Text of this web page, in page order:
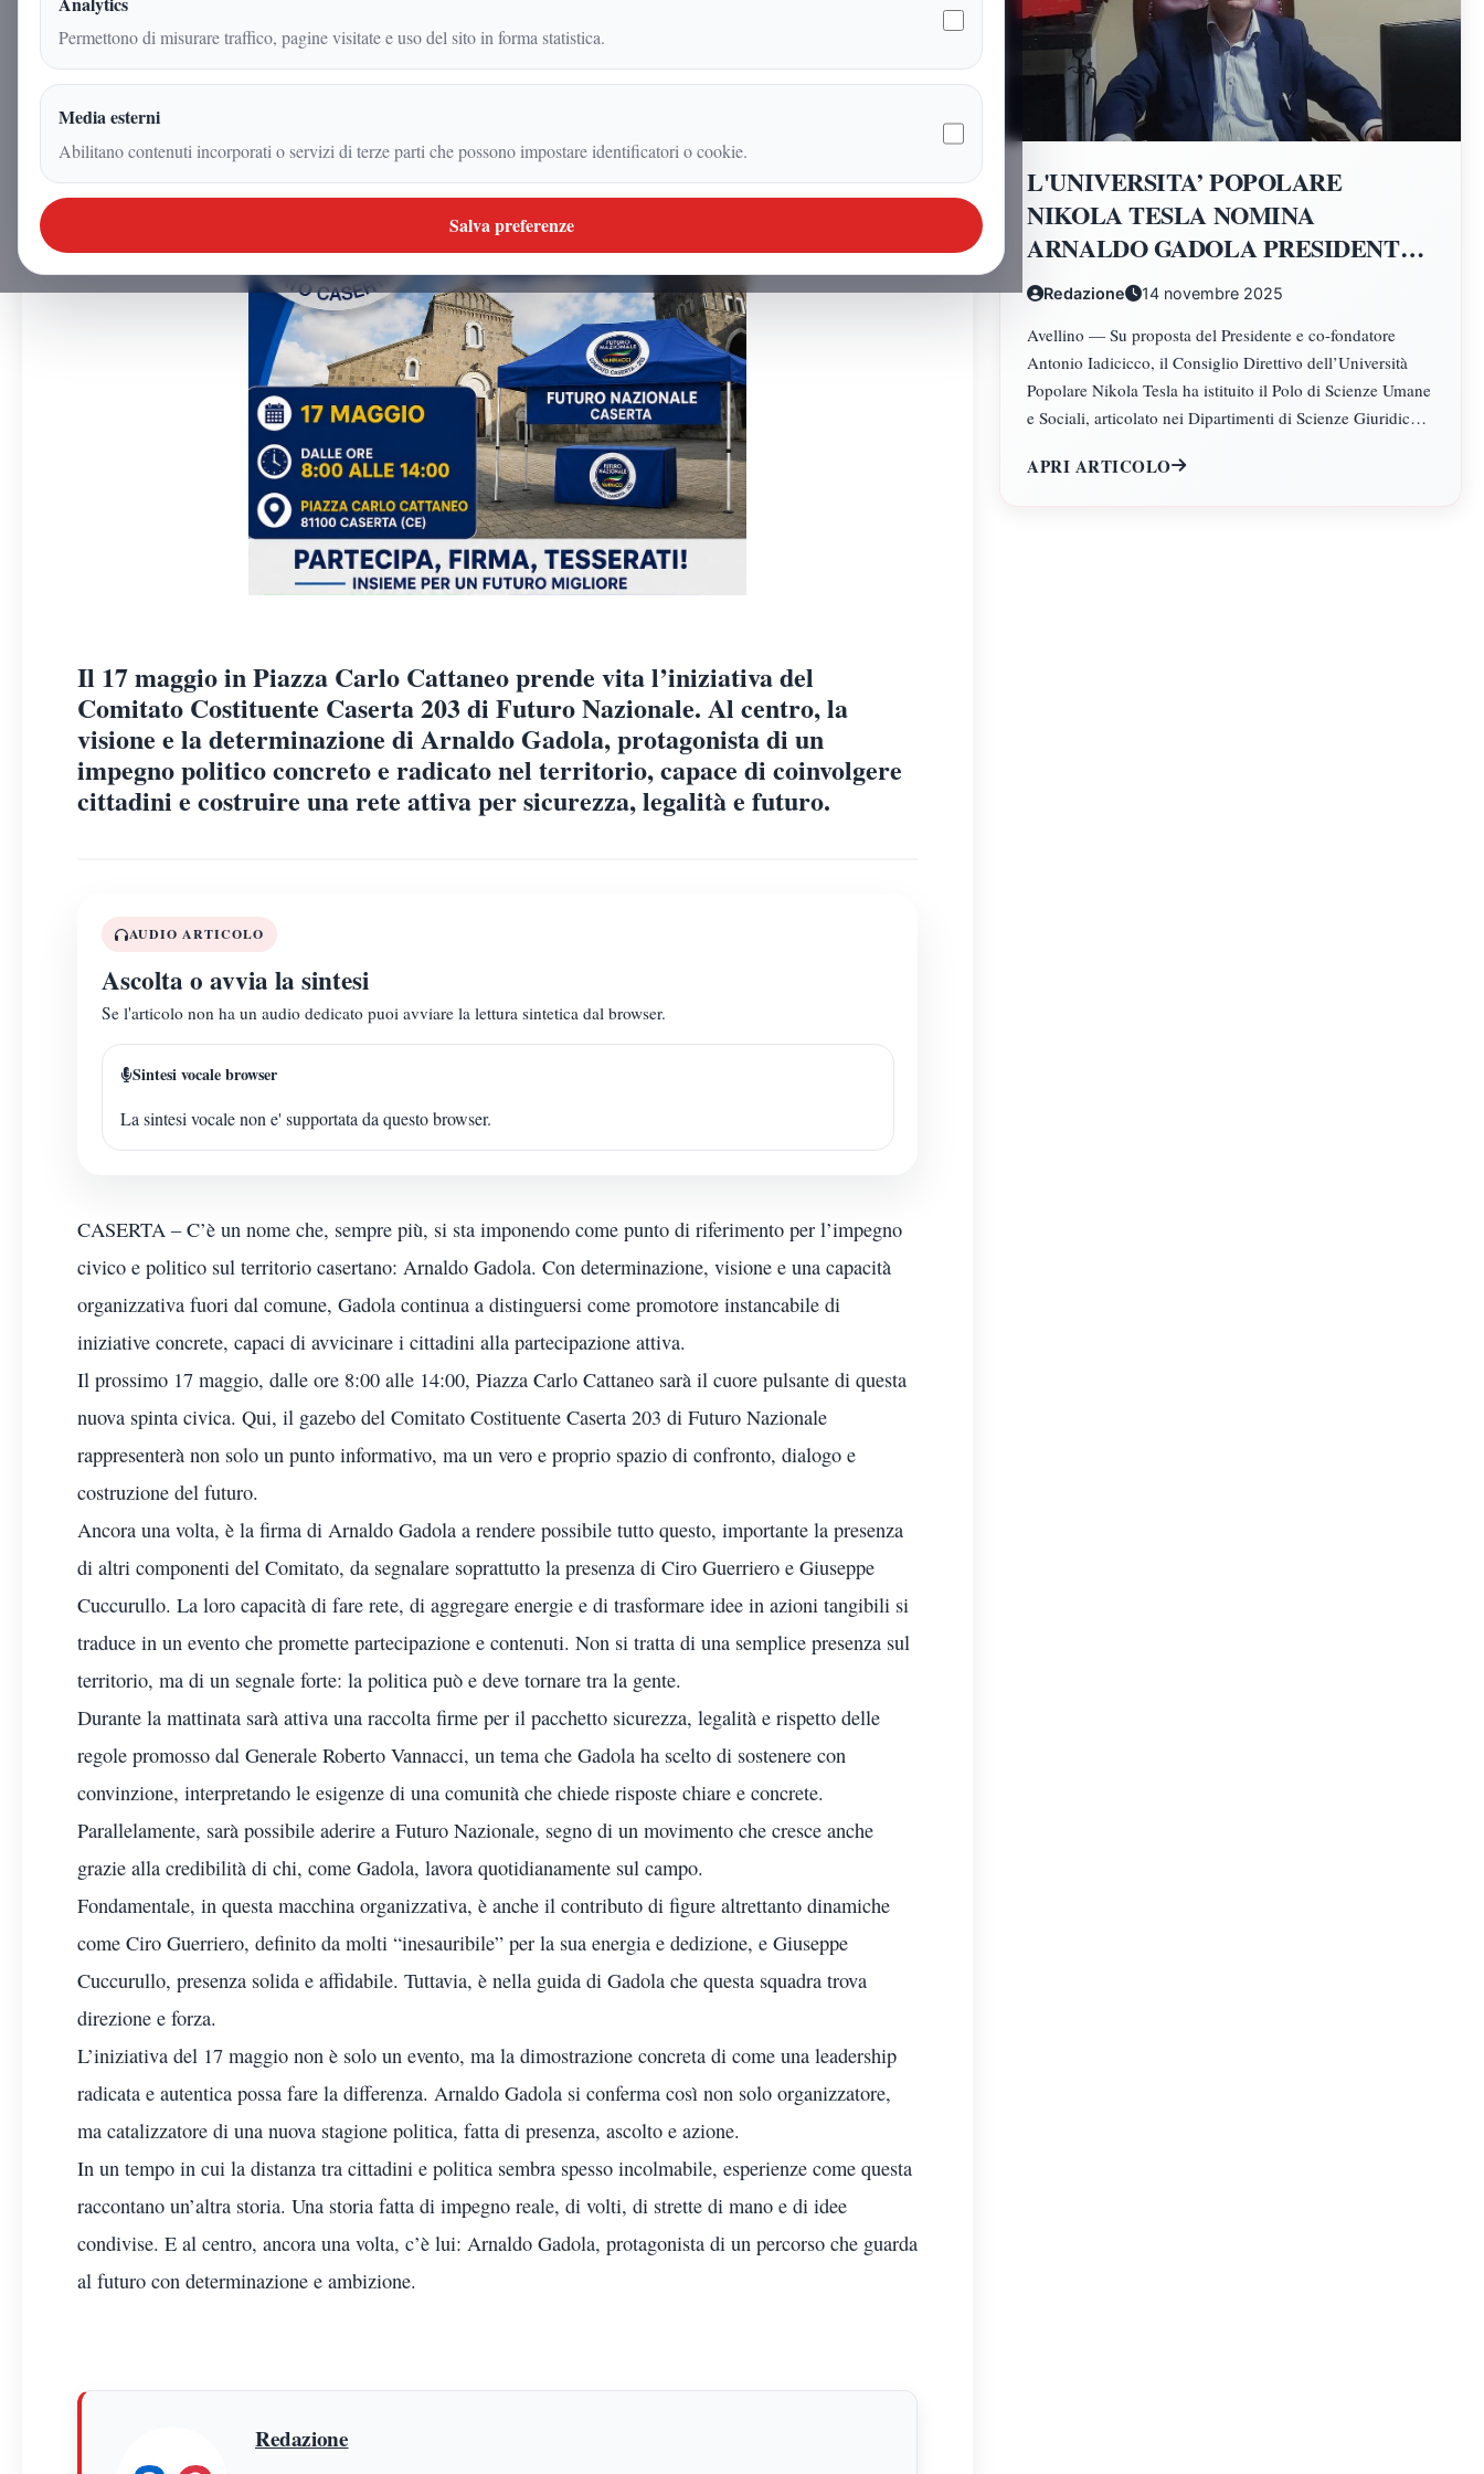
| 2min | Politica
Il 17 maggio in Piazza Carlo Cattaneo prende vita l’iniziativa del
Comitato Costituente Caserta 203 di Futuro Nazionale. Al centro, la
visione e la determinazione di Arnaldo Gadola, protagonista di un
impegno politico concreto e radicato nel territorio, capace di coinvolgere
cittadini e costruire una rete attiva per sicurezza, legalità e futuro.
AUDIO ARTICOLO
Ascolta o avvia la sintesi
Se l'articolo non ha un audio dedicato puoi avviare la lettura sintetica dal browser.
Sintesi vocale browser
La sintesi vocale non e' supportata da questo browser.
CASERTA – C’è un nome che, sempre più, si sta imponendo come punto di riferimento per l’impegno
civico e politico sul territorio casertano: Arnaldo Gadola. Con determinazione, visione e una capacità
organizzativa fuori dal comune, Gadola continua a distinguersi come promotore instancabile di
iniziative concrete, capaci di avvicinare i cittadini alla partecipazione attiva.
Il prossimo 17 maggio, dalle ore 8:00 alle 14:00, Piazza Carlo Cattaneo sarà il cuore pulsante di questa
nuova spinta civica. Qui, il gazebo del Comitato Costituente Caserta 203 di Futuro Nazionale
rappresenterà non solo un punto informativo, ma un vero e proprio spazio di confronto, dialogo e
costruzione del futuro.
Ancora una volta, è la firma di Arnaldo Gadola a rendere possibile tutto questo, importante la presenza
di altri componenti del Comitato, da segnalare soprattutto la presenza di Ciro Guerriero e Giuseppe
Cuccurullo. La loro capacità di fare rete, di aggregare energie e di trasformare idee in azioni tangibili si
traduce in un evento che promette partecipazione e contenuti. Non si tratta di una semplice presenza sul
territorio, ma di un segnale forte: la politica può e deve tornare tra la gente.
Durante la mattinata sarà attiva una raccolta firme per il pacchetto sicurezza, legalità e rispetto delle
regole promosso dal Generale Roberto Vannacci, un tema che Gadola ha scelto di sostenere con
convinzione, interpretando le esigenze di una comunità che chiede risposte chiare e concrete.
Parallelamente, sarà possibile aderire a Futuro Nazionale, segno di un movimento che cresce anche
grazie alla credibilità di chi, come Gadola, lavora quotidianamente sul campo.
Fondamentale, in questa macchina organizzativa, è anche il contributo di figure altrettanto dinamiche
come Ciro Guerriero, definito da molti “inesauribile” per la sua energia e dedizione, e Giuseppe
Cuccurullo, presenza solida e affidabile. Tuttavia, è nella guida di Gadola che questa squadra trova
direzione e forza.
L’iniziativa del 17 maggio non è solo un evento, ma la dimostrazione concreta di come una leadership
radicata e autentica possa fare la differenza. Arnaldo Gadola si conferma così non solo organizzatore,
ma catalizzatore di una nuova stagione politica, fatta di presenza, ascolto e azione.
In un tempo in cui la distanza tra cittadini e politica sembra spesso incolmabile, esperienze come questa
raccontano un’altra storia. Una storia fatta di impegno reale, di volti, di strette di mano e di idee
condivise. E al centro, ancora una volta, c’è lui: Arnaldo Gadola, protagonista di un percorso che guarda
al futuro con determinazione e ambizione.
Redazione
L'UNIVERSITA’ POPOLARE
NIKOLA TESLA NOMINA
ARNALDO GADOLA PRESIDENTE
E DIRETTORE DEI DIPARTIMENTI
DI SCIENZE GIURIDICHE,
ECONOMICHE, SCIENZE
POLITICHE, PSICOLOGIA,
SCIENZE UMANE, FILOSOFIA E
Redazione 14 novembre 2025
Avellino — Su proposta del Presidente e co-fondatore
Antonio Iadicicco, il Consiglio Direttivo dell’Università
Popolare Nikola Tesla ha istituito il Polo di Scienze Umane
e Sociali, articolato nei Dipartimenti di Scienze Giuridiche
Umane, Filosofia e Pedagogia.
APRI ARTICOLO
Permettono di misurare traffico, pagine visitate e uso del sito in forma statistica.
Media esterni
Abilitano contenuti incorporati o servizi di terze parti che possono impostare identificatori o cookie.
Salva preferenze